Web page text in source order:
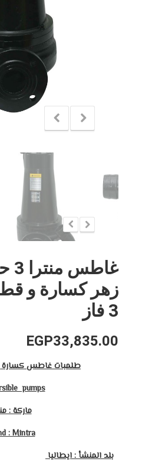
زهر كسارة و
3 فاز
EGP33,835.00
طلمبات غاطس كسارة
pumps
ماركة :
: Mintra
بلد المنشأ : ايطاليا